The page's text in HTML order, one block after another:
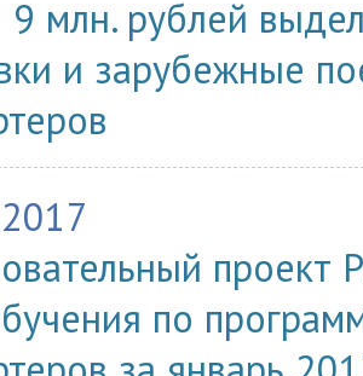
млн. рублей
и зарубежные
проект
по